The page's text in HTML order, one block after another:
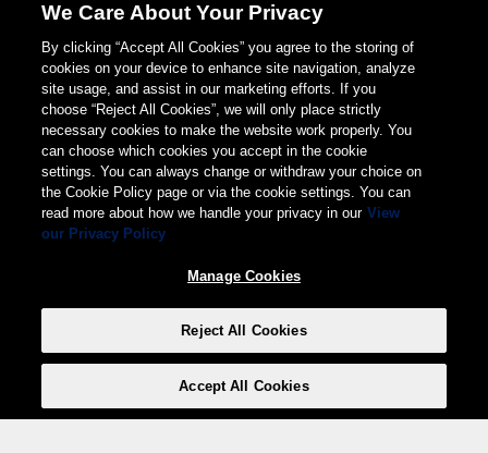
We Care About Your Privacy
By clicking “Accept All Cookies” you agree to the storing of
cookies on your device to enhance site navigation, analyze
site usage, and assist in our marketing efforts. If you
choose “Reject All Cookies”, we will only place strictly
necessary cookies to make the website work properly. You
can choose which cookies you accept in the cookie
settings. You can always change or withdraw your choice on
the Cookie Policy page or via the cookie settings. You can
read more about how we handle your privacy in our View
our Privacy Policy
Manage Cookies
Reject All Cookies
Accept All Cookies